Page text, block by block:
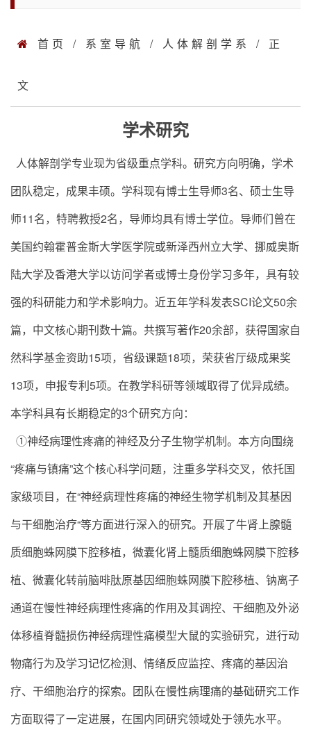
首页 / 系室导航 / 人体解剖学系 / 正
文
学术研究
人体解剖学专业现为省级重点学科。研究方向明确，学术
团队稳定，成果丰硕。学科现有博士生导师3名、硕士生导
师11名，特聘教授2名，导师均具有博士学位。导师们曾在
美国约翰霍普金斯大学医学院或新泽西州立大学、挪威奥斯
陆大学及香港大学以访问学者或博士身份学习多年，具有较
强的科研能力和学术影响力。近五年学科发表SCI论文50余
篇，中文核心期刊数十篇。共撰写著作20余部，获得国家自
然科学基金资助15项，省级课题18项，荣获省厅级成果奖
13项，申报专利5项。在教学科研等领域取得了优异成绩。
本学科具有长期稳定的3个研究方向：
①神经病理性疼痛的神经及分子生物学机制。本方向围绕
“疼痛与镇痛”这个核心科学问题，注重多学科交叉，依托国
家级项目，在“神经病理性疼痛的神经生物学机制及其基因
与干细胞治疗“等方面进行深入的研究。开展了牛肾上腺髓
质细胞蛛网膜下腔移植，微囊化肾上髓质细胞蛛网膜下腔移
植、微囊化转前脑啡肽原基因细胞蛛网膜下腔移植、钠离子
通道在慢性神经病理性疼痛的作用及其调控、干细胞及外泌
体移植脊髓损伤神经病理性痛模型大鼠的实验研究，进行动
物痛行为及学习记忆检测、情绪反应监控、疼痛的基因治
疗、干细胞治疗的探索。团队在慢性病理痛的基础研究工作
方面取得了一定进展，在国内同研究领域处于领先水平。